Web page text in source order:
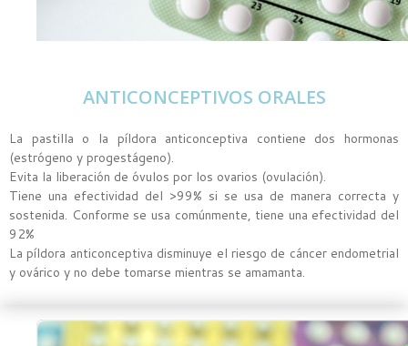
ANTICONCEPTIVOS ORALES
La pastilla o la píldora anticonceptiva contiene dos hormonas
(estrógeno y progestágeno).
Evita la liberación de óvulos por los ovarios (ovulación).
Tiene una efectividad del >99% si se usa de manera correcta y
sostenida. Conforme se usa comúnmente, tiene una efectividad del
92%
La píldora anticonceptiva disminuye el riesgo de cáncer endometrial
y ovárico y no debe tomarse mientras se amamanta.